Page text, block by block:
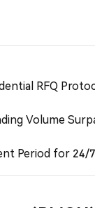
RFQ
Volume
Period for